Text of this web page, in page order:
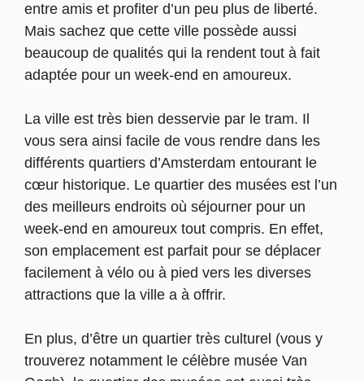
entre amis et profiter d’un peu plus de liberté.
Mais sachez que cette ville possède aussi
beaucoup de qualités qui la rendent tout à fait
adaptée pour un week-end en amoureux.
La ville est très bien desservie par le tram. Il
vous sera ainsi facile de vous rendre dans les
différents quartiers d’Amsterdam entourant le
cœur historique. Le quartier des musées est l’un
des meilleurs endroits où séjourner pour un
week-end en amoureux tout compris. En effet,
son emplacement est parfait pour se déplacer
facilement à vélo ou à pied vers les diverses
attractions que la ville a à offrir.
En plus, d’être un quartier très culturel (vous y
trouverez notamment le célèbre musée Van